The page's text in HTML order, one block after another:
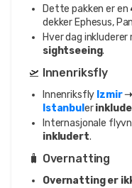
Dette pakken er en
dekker Ephesus,
Hver dag inkluderer
sightseeing.
🛫 Innenriksfly
Innenriksfly Izmir
Istanbul er
Internasjonale
inkludert.
🧳 Overnatting
Overnatting er